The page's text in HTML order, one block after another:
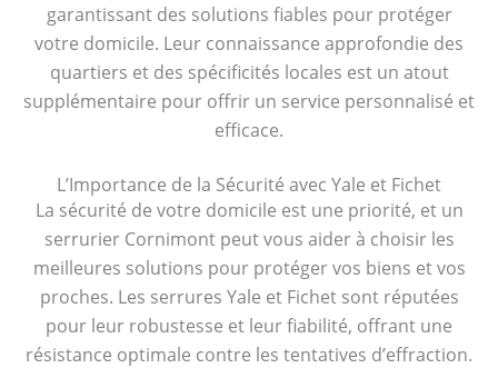
garantissant des solutions fiables pour protéger
votre domicile. Leur connaissance approfondie des
quartiers et des spécificités locales est un atout
supplémentaire pour offrir un service personnalisé et
efficace.
L’Importance de la Sécurité avec Yale et Fichet
La sécurité de votre domicile est une priorité, et un
serrurier Cornimont peut vous aider à choisir les
meilleures solutions pour protéger vos biens et vos
proches. Les serrures Yale et Fichet sont réputées
pour leur robustesse et leur fiabilité, offrant une
résistance optimale contre les tentatives d’effraction.